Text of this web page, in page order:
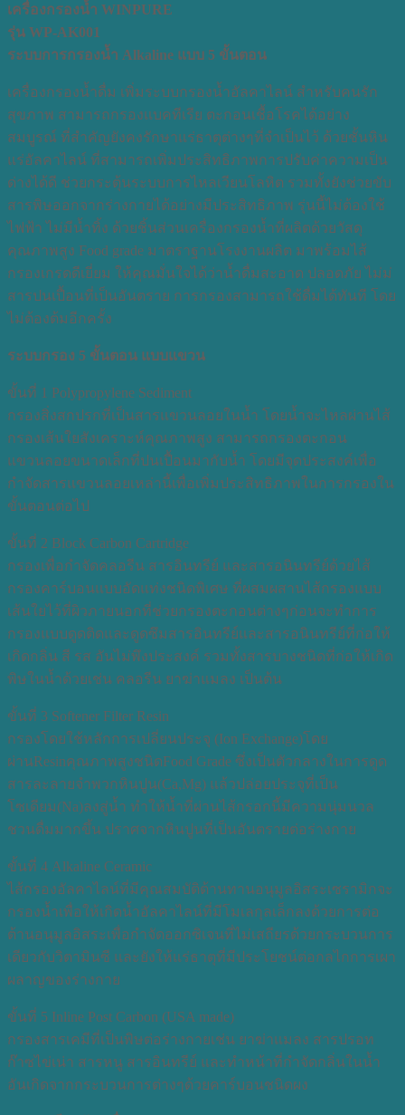
เครื่องกรองน้ำ WINPURE
รุ่น WP-AK001
ระบบการกรองน้ำ Alkaline แบบ 5 ขั้นตอน
เครื่องกรองน้ำดื่ม เพิ่มระบบกรองน้ำอัลคาไลน์ สำหรับคนรัก
สุขภาพ สามารถกรองแบคทีเรีย ตะกอนเชื้อโรคได้อย่าง
สมบูรณ์ ที่สำคัญยังคงรักษาแร่ธาตุต่างๆที่จำเป็นไว้ ด้วยชั้นหิน
แร่อัลคาไลน์ ที่สามารถเพิ่มประสิทธิภาพการปรับค่าความเป็น
ด่างได้ดี ช่วยกระตุ้นระบบการไหลเวียนโลหิต รวมทั้งยังช่วยขับ
สารพิษออกจากร่างกายได้อย่างมีประสิทธิภาพ รุ่นนี้ไม่ต้องใช้
ไฟฟ้า ไม่มีน้ำทิ้ง ด้วยชิ้นส่วนเครื่องกรองน้ำที่ผลิตด้วยวัสดุ
คุณภาพสูง Food grade มาตราฐานโรงงานผลิต มาพร้อมไส้
กรองเกรดดีเยี่ยม ให้คุณมั่นใจได้ว่าน้ำดื่มสะอาด ปลอดภัย ไม่ม่
สารปนเปื้อนที่เป็นอันตราย การกรองสามารถใช้ดื่มได้ทันที โดย
ไม่ต้องต้มอีกครั้ง
ระบบกรอง 5 ขั้นตอน แบบแขวน
ขั้นที่ 1 Polypropylene Sediment
กรองสิ่งสกปรกที่เป็นสารแขวนลอยในน้ำ โดยน้ำจะไหลผ่านไส้
กรองเส้นใยสังเคราะห์คุณภาพสูง สามารถกรองตะกอน
แขวนลอยขนาดเล็กที่ปนเปื้อนมากับน้ำ โดยมีจุดประสงค์เพื่อ
กำจัดสารแขวนลอยเหล่านี้เพื่อเพิ่มประสิทธิภาพในการกรองใน
ขั้นตอนต่อไป
ขั้นที่ 2 Block Carbon Cartridge
กรองเพื่อกำจัดคลอรีน สารอินทรีย์ และสารอนินทรีย์ด้วยไส้
กรองคาร์บอนแบบอัดแท่งชนิดพิเศษ ที่ผสมผสานไส้กรองแบบ
เส้นใยไว้ที่ผิวภายนอกที่ช่วยกรองตะกอนต่างๆก่อนจะทำการ
กรองแบบดูดติดและดูดซึมสารอินทรีย์และสารอนินทรีย์ที่ก่อให้
เกิดกลิ่น สี รส อันไม่พึงประสงค์ รวมทั้งสารบางชนิดที่ก่อให้เกิด
พิษในน้ำด้วยเช่น คลอรีน ยาฆ่าแมลง เป็นต้น
ขั้นที่ 3 Softener Filter Resin
กรองโดยใช้หลักการเปลี่ยนประจุ (Ion Exchange)โดย
ผ่านResinคุณภาพสูงชนิดFood Grade ซึ่งเป็นตัวกลางในการดูด
สารละลายจำพวกหินปูน(Ca,Mg) แล้วปล่อยประจุที่เป็น
โซเดียม(Na)ลงสู่น้ำ ทำให้น้ำที่ผ่านไส้กรอกนี้มีความนุ่มนวล
ชวนดื่มมากขึ้น ปราศจากหินปูนที่เป็นอันตรายต่อร่างกาย
ขั้นที่ 4 Alkaline Ceramic
ไส้กรองอัลคาไลน์ที่มีคุณสมบัติต้านทานอนุมูลอิสระเซรามิกจะ
กรองน้ำเพื่อให้เกิดน้ำอัลคาไลน์ที่มีโมเลกุลเล็กลงด้วยการต่อ
ต้านอนุมูลอิสระเพื่อกำจัดออกซิเจนที่ไม่เสถียรด้วยกระบวนการ
เดียวกับวิตามินซี และยังให้แร่ธาตุที่มีประโยชน์ต่อกลไกการเผา
ผลาญของร่างกาย
ขั้นที่ 5 Inline Post Carbon (USA made)
กรองสารเคมีที่เป็นพิษต่อร่างกายเช่น ยาฆ่าแมลง สารปรอท
ก๊าซไข่เน่า สารหนู สารอินทรีย์ และทำหน้าที่กำจัดกลิ่นในน้ำ
อันเกิดจากกระบวนการต่างๆด้วยคาร์บอนชนิดผง